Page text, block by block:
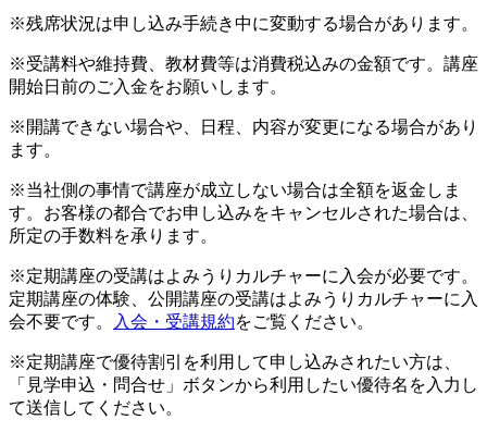
※残席状況は申し込み手続き中に変動する場合があります。
※受講料や維持費、教材費等は消費税込みの金額です。講座
開始日前のご入金をお願いします。
※開講できない場合や、日程、内容が変更になる場合があり
ます。
※当社側の事情で講座が成立しない場合は全額を返金しま
す。お客様の都合でお申し込みをキャンセルされた場合は、
所定の手数料を承ります。
※定期講座の受講はよみうりカルチャーに入会が必要です。
定期講座の体験、公開講座の受講はよみうりカルチャーに入
会不要です。
入会・受講規約をご覧ください。
※定期講座で優待割引を利用して申し込みされたい方は、
「見学申込・問合せ」ボタンから利用したい優待名を入力し
て送信してください。